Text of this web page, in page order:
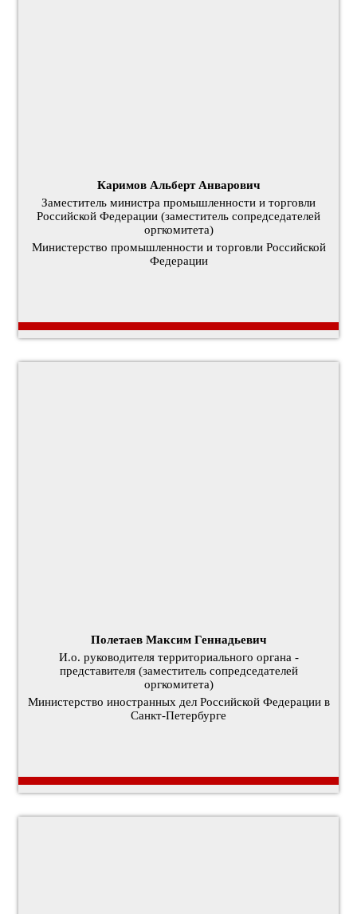
Каримов Альберт Анварович
Заместитель министра промышленности и торговли
Российской Федерации (заместитель сопредседателей
оргкомитета)
Министерство промышленности и торговли Российской
Федерации
Полетаев Максим Геннадьевич
И.о. руководителя территориального органа -
представителя (заместитель сопредседателей
оргкомитета)
Министерство иностранных дел Российской Федерации в
Санкт-Петербурге